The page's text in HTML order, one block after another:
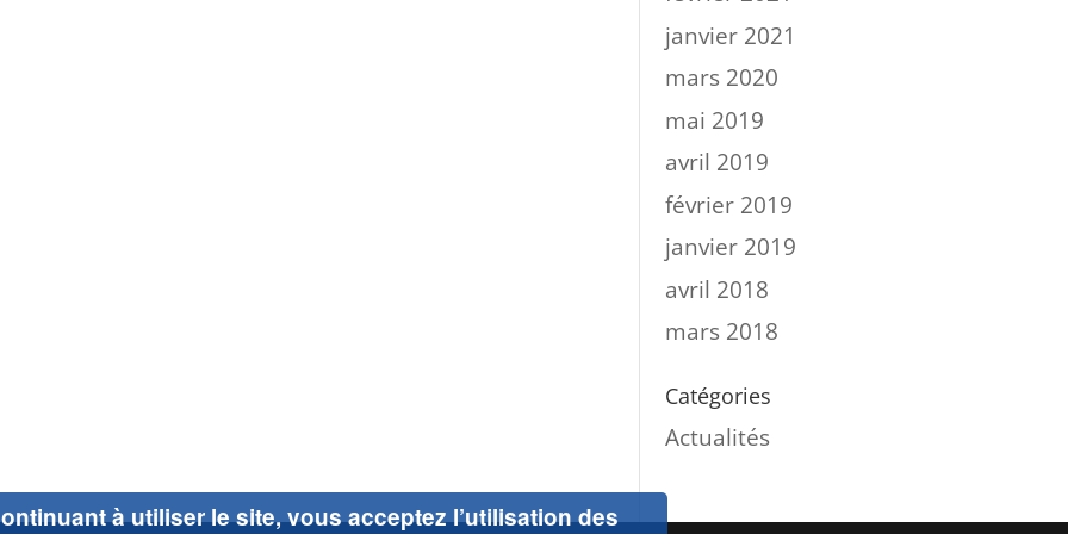
janvier 2021
mars 2020
mai 2019
avril 2019
février 2019
janvier 2019
avril 2018
mars 2018
Catégories
Actualités
à utiliser le site, vous acceptez l’utilisation des